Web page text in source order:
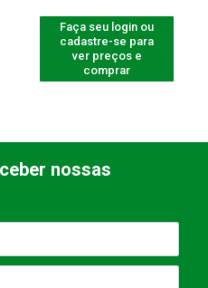
Faça seu login ou
cadastre-se para
ver preços e
comprar
nossas